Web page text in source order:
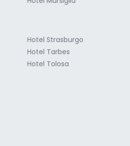
Hotel Strasburgo
Hotel Tarbes
Hotel Tolosa